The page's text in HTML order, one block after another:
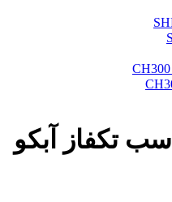
پمپ آب 4 اینچ 3 اسب تکفاز آبکو